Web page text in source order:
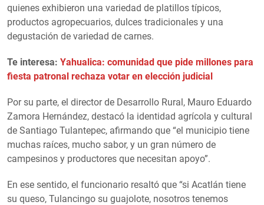
quienes exhibieron una variedad de platillos típicos,
productos agropecuarios, dulces tradicionales y una
degustación de variedad de carnes.
Te interesa: Yahualica: comunidad que pide millones para
fiesta patronal rechaza votar en elección judicial
Por su parte, el director de Desarrollo Rural, Mauro Eduardo
Zamora Hernández, destacó la identidad agrícola y cultural
de Santiago Tulantepec, afirmando que “el municipio tiene
muchas raíces, mucho sabor, y un gran número de
campesinos y productores que necesitan apoyo”.
En ese sentido, el funcionario resaltó que “si Acatlán tiene
su queso, Tulancingo su guajolote, nosotros tenemos